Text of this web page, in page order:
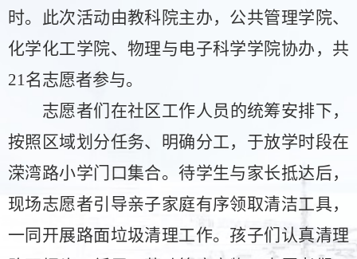
时。 此次活动由教科院主办，公共管理学院、
化学化工学院、物理与电子科学学院协办，共
21名志愿者参与。
志愿者们在社区工作人员的统筹安排下，
按照区域划分任务、明确分工，于放学时段在
溁湾路小学门口集合。待学生与家长抵达后，
现场志愿者引导亲子家庭有序领取清洁工具，
一同开展路面垃圾清理工作。孩子们认真清理